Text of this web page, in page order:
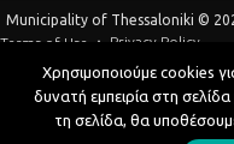
Municipality of Thessaloniki ©
Terms of Use
Privacy Policy
Telephone Catalog
Developed byMyCompany
Χρησιμοποιούμε cookies
δυνατή εμπειρία στη
τη σελίδα, θα